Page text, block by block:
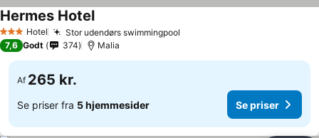
3 StjernerHotel Stor udendørs swimmingpool
Hermes Hotel
7,6 Godt 374 Malia
Af 265 kr.
Se priser fra 5 hjemmesider Se priser